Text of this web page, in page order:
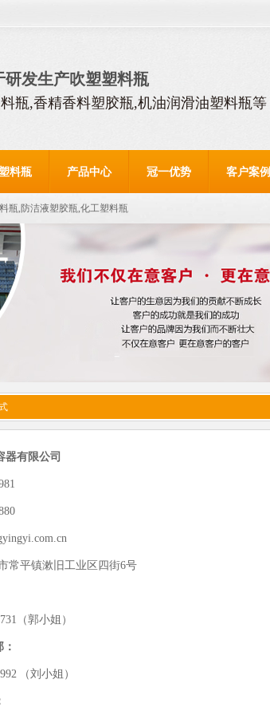
研发生产吹塑塑料瓶
瓶,香精香料塑胶瓶,机油润滑油塑料瓶等
料瓶 产品中心 冠一优势 客户案例
瓶,防洁液塑胶瓶,化工塑料瓶
器有限公司
常平镇漱旧工业区四街6号
（郭小姐）
（刘小姐）